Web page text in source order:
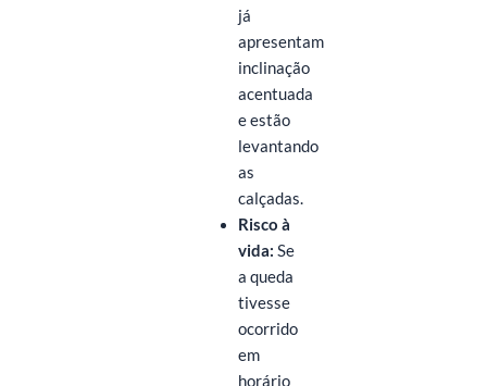
já
apresentam
inclinação
acentuada
e estão
levantando
as
calçadas.
Risco à
vida: Se
a queda
tivesse
ocorrido
em
horário